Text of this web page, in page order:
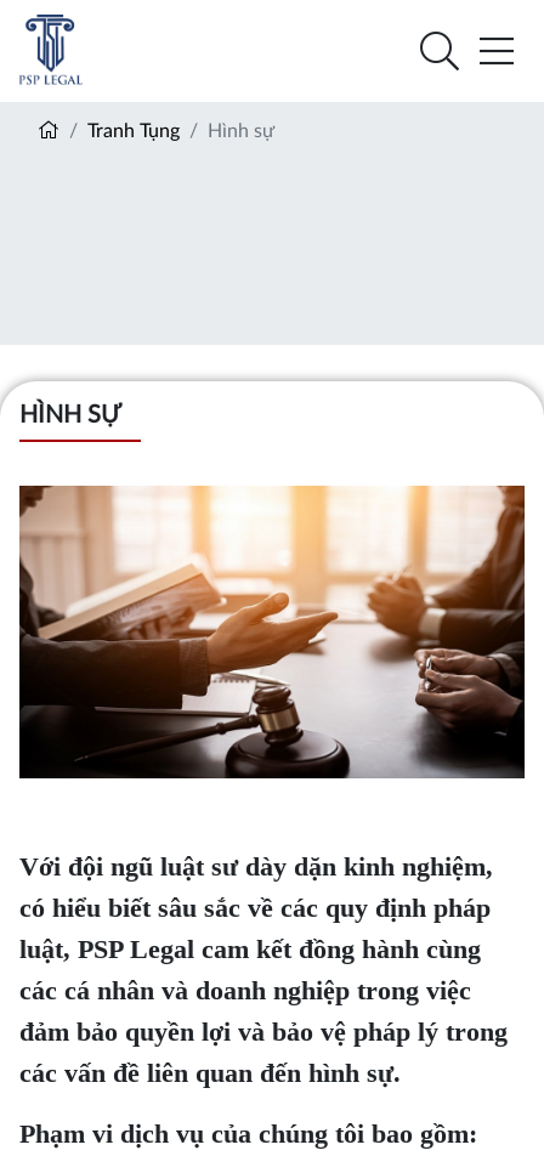
nghiệp
mại điện tử
việc làm
Tranh Tụng Hình sự
HÌNH SỰ
Với đội ngũ luật sư dày dặn kinh nghiệm,
có hiểu biết sâu sắc về các quy định pháp
luật, PSP Legal cam kết đồng hành cùng
các cá nhân và doanh nghiệp trong việc
đảm bảo quyền lợi và bảo vệ pháp lý trong
các vấn đề liên quan đến hình sự.
Phạm vi dịch vụ của chúng tôi bao gồm: